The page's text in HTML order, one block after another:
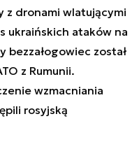
z dronami wlatującymi
ukraińskich ataków na
bezzałogowiec został
z Rumunii.
wzmacniania
rosyjską